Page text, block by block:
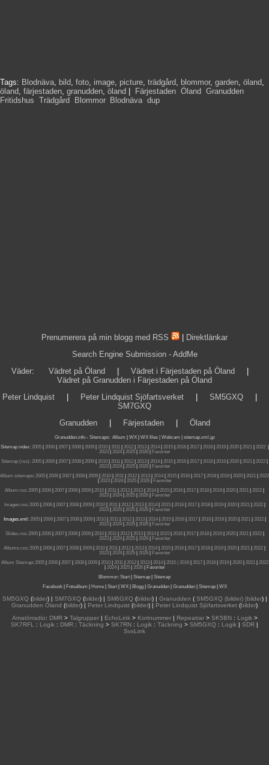
Tags: Blodnäva, bild, foto, image, picture, trädgård, blommor, garden, öland,
öland, färjestaden, granudden, öland Färjestaden Öland Granudden
Fritidshus Trädgård Blommor, Blodnäva, dup
Prenumerera på min blogg med RSS
Direktlänkar
Search Engine Submission - AddMe
Väder: Vädret på Öland Vädret i Färjestaden på Öland
Vädret på Granudden i Färjestaden på Öland
Peter Lindquist
Peter Lindquist Sjöfartsverket SM5GXQ
SM7GXQ
Granudden| Färjestaden| Öland
Granudden.info- Sitemaps: Album WX WX files | Webcam |
sitemap.xml.gz
Sitemap index: 2005| 2006| 2007| 2008| 2009| 2010| 2011| 2012| 2013| 2014| 2015| 2016| 2017| 2018| 2019| 2020| 2021| 2022|
2023| 2024| 2025| 2026|
Favoriter
Sitemap (rss): 2005 2006 2007 2008 2009 2010 2011 2012 2013 2014 2015 2016 2017 2018 2019 2020 2021 2022
2023| 2024| 2025| 2026|
Favoriter
Album sitemaps: 2005 2006 2007 2008 2009 2010 2011 2012 2013 2014 2015 2016 2017 2018 2019 2020 2021
2022
2023| 2024| 2025| 2026|
Favoriter
Album.rss: 2005 2006 2007 2008 2009 2010 2011 2012 2013 2014 2015 2016 2017 2018 2019 2020 2021 2022
2023| 2024| 2025| 2026|
Favoriter
Images.rss: 2005| 2006| 2007| 2008| 2009| 2010| 2011| 2012| 2013| 2014| 2015| 2016| 2017| 2018| 2019| 2020| 2021| 2022|
2023| 2024| 2025| 2026|
Favoriter
Images.xml: 2005| 2006| 2007| 2008| 2009| 2010| 2011| 2012| 2013| 2014| 2015| 2016| 2017| 2018| 2019| 2020| 2021| 2022|
2023| 2024| 2025| 2026|
Favoriter
Slides.rss: 2005| 2006| 2007| 2008| 2009| 2010| 2011| 2012| 2013| 2014| 2015| 2016| 2017| 2018| 2019| 2020| 2021| 2022|
2023| 2024| 2025| 2026|
Favoriter
Albums.rss: 2005 2006 2007 2008 2009 2010 2011 2012 2013 2014 2015 2016 2017 2018 2019 2020 2021 2022
2023| 2024| 2025| 2026|
Favoriter
Album Sitemap: 2005| 2006| 2007| 2008| 2009| 2010| 2011| 2012| 2013| 2014| 2015 | 2016| 2017| 2018| 2019| 2020| 2021| 2022
2024| 2025| 2026|
Favoriter
Blommor: Start Sitemap
Sitemap
Facebook| Fotoalbum Home| Start| WX| Blogg| Granudden| Granudden| Sitemap| WX
SM5GXQ(bilder) | SM7GXQ(bilder) | SM6GXQ(bilder) | Granudden (SM5GXQ (bilder) |bilder) |
Granudden Öland (bilder) | Peter Lindquist (bilder) | Peter Lindquist Sjöfartsverket (bilder)
Amatörradio: DMR> Talgrupper| EchoLink> Kortnummer| Repeatrar> SK5BN: Logik>
SK7RFL
: Logik : DMR : Täckning > SK7RN : Logik : Täckning > SM5GXQ : Logik | SDR |
SvxLink